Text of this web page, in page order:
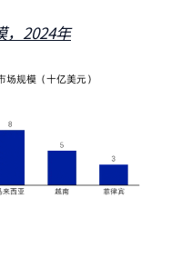
，2024年